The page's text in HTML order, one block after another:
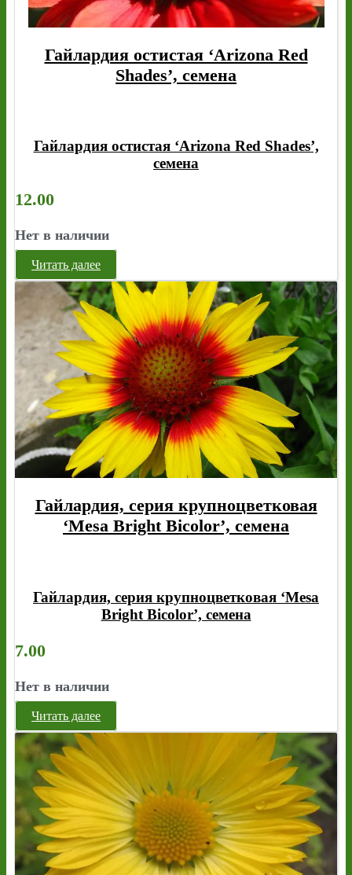
Гайлардия остистая ‘Arizona Red
Shades’, семена
Гайлардия остистая ‘Arizona Red Shades’,
семена
12.00
Нет в наличии
Читать далее
Гайлардия, серия крупноцветковая
‘Mesa Bright Bicolor’, семена
Гайлардия, серия крупноцветковая ‘Mesa
Bright Bicolor’, семена
7.00
Нет в наличии
Читать далее